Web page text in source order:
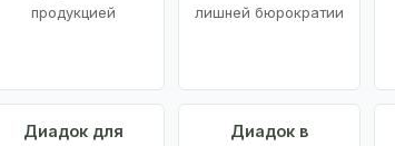
продукцией
лишней бюрократии
Диадок для
Диадок в